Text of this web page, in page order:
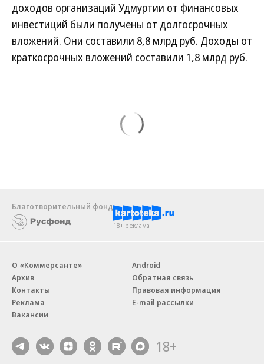
доходов организаций Удмуртии от финансовых
инвестиций были получены от долгосрочных
вложений. Они составили 8,8 млрд руб. Доходы от
краткосрочных вложений составили 1,8 млрд руб.
Благотворительный фонд
18+ реклама
О «Коммерсанте»
Архив
Контакты
Реклама
Вакансии
Android
Обратная связь
Правовая информация
E-mail рассылки
18+